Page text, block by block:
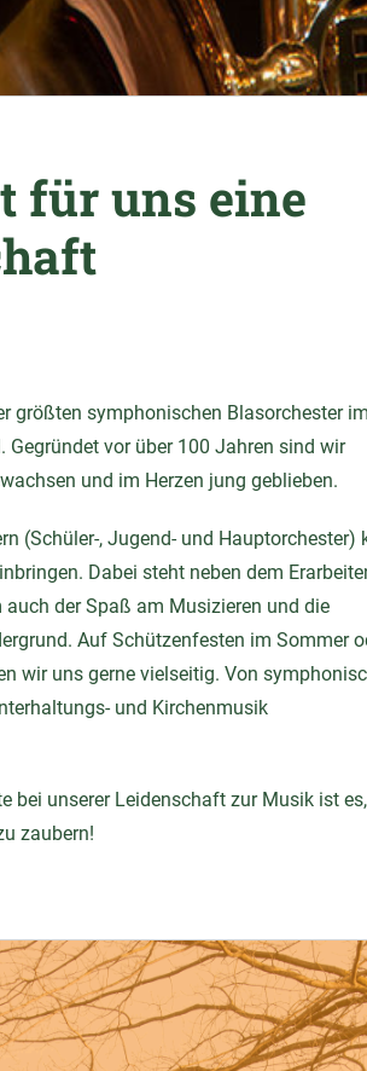
für uns eine
größten symphonischen Blasorchester
Gegründet vor über 100 Jahren sind wir
und im Herzen jung geblieben.
(Schüler-, Jugend- und Hauptorchester)
Dabei steht neben dem
der Spaß am Musizieren und die
Auf Schützenfesten im Sommer
wir uns gerne vielseitig. Von
und Kirchenmusik
bei unserer Leidenschaft zur Musik ist
zaubern!